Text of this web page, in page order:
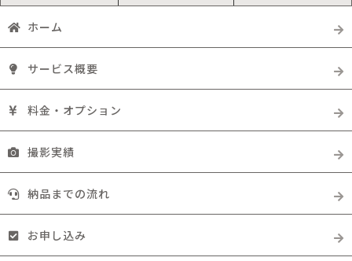
ホーム
サービス概要
料金・オプション
撮影実績
納品までの流れ
お申し込み